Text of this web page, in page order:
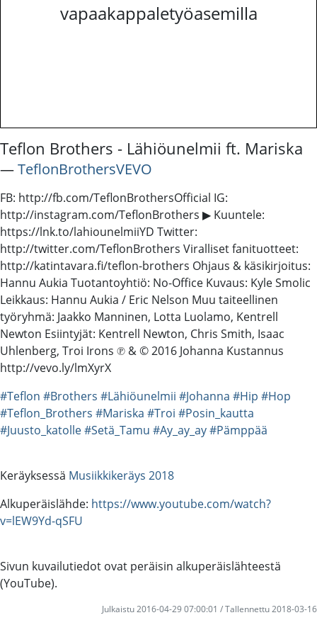
vapaakappaletyöasemilla
Teflon Brothers - Lähiöunelmii ft. Mariska
―TeflonBrothersVEVO
FB: http://fb.com/TeflonBrothersOfficial IG:
http://instagram.com/TeflonBrothers ▶ Kuuntele:
https://lnk.to/lahiounelmiiYD Twitter:
http://twitter.com/TeflonBrothers Viralliset fanituotteet:
http://katintavara.fi/teflon-brothers Ohjaus & käsikirjoitus:
Hannu Aukia Tuotantoyhtiö: No-Office Kuvaus: Kyle Smolic
Leikkaus: Hannu Aukia / Eric Nelson Muu taiteellinen
työryhmä: Jaakko Manninen, Lotta Luolamo, Kentrell
Newton Esiintyjät: Kentrell Newton, Chris Smith, Isaac
Uhlenberg, Troi Irons ℗ & © 2016 Johanna Kustannus
http://vevo.ly/lmXyrX
#Teflon #Brothers #Lähiöunelmii #Johanna #Hip #Hop
#Teflon_Brothers #Mariska #Troi #Posin_kautta
#Juusto_katolle#Setä_Tamu #Ay_ay_ay#Pämppää
Keräyksessä Musiikkikeräys 2018
Alkuperäislähde: https://www.youtube.com/watch?
v=lEW9Yd-qSFU
Sivun kuvailutiedot ovat peräisin alkuperäislähteestä
(YouTube).
Julkaistu 2016-04-29 07:00:01 / Tallennettu 2018-03-16